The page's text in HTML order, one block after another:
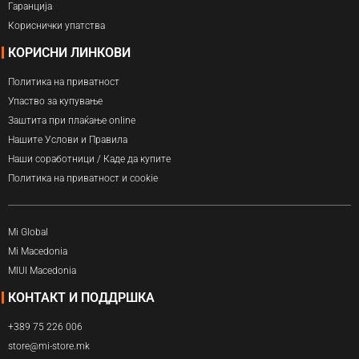
Гаранција
Кориснички упатства
КОРИСНИ ЛИНКОВИ
Политика на приватност
Упаство за купување
Заштита при плаќање online
Нашите Услови и Правила
Наши соработници / Каде да купите
Политика на приватност и cookie
Mi Global
Mi Macedonia
MIUI Macedonia
КОНТАКТ И ПОДДРШКА
+389 75 226 006
store@mi-store.mk